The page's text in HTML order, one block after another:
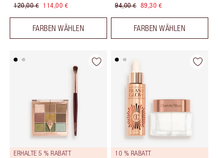
120,00 € 114,00 €
FARBEN WÄHLEN
94,00 € 89,30 €
FARBEN WÄHLEN
ERHALTE 5 % RABATT 10 % RABATT